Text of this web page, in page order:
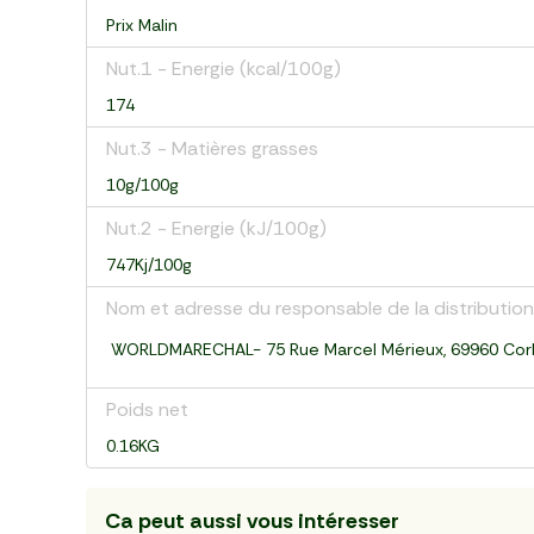
Prix Malin
Nut.1 - Energie (kcal/100g)
174
Nut.3 - Matières grasses
10g/100g
Nut.2 - Energie (kJ/100g)
747Kj/100g
Nom et adresse du responsable de la distribution
WORLDMARECHAL- 75 Rue Marcel Mérieux, 69960
Poids net
0.16KG
Ca peut aussi vous intéresser